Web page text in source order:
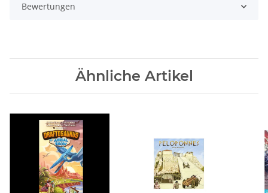
Bewertungen
Ähnliche Artikel